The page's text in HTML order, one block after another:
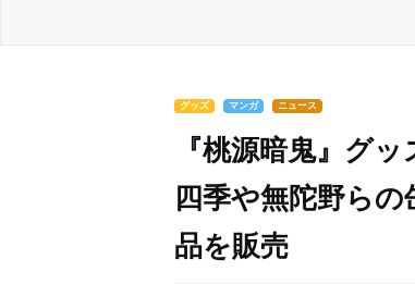
グッズ マンガ ニュース
『桃源暗鬼』グ
四季や無陀野ら
品を販売